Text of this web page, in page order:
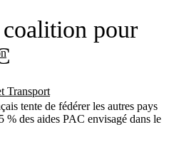
Transport
coalition pour
tente de fédérer les autres pays
des aides PAC envisagé dans le